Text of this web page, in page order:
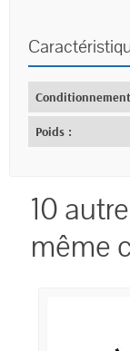
Poids :
10
même